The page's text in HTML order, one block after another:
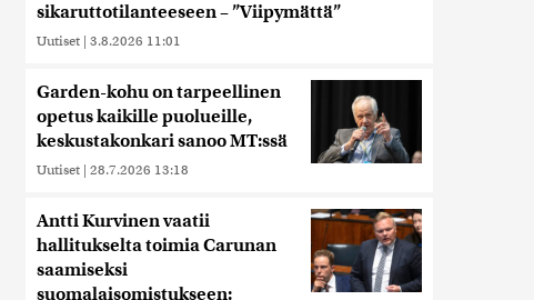
sikaruttotilanteeseen – ”Viipymättä”
Uutiset | 3.8.2026 11:01
Garden-kohu on tarpeellinen
opetus kaikille puolueille,
keskustakonkari sanoo MT:ssä
Uutiset | 28.7.2026 13:18
Antti Kurvinen vaatii
hallitukselta toimia Carunan
saamiseksi
suomalaisomistukseen: